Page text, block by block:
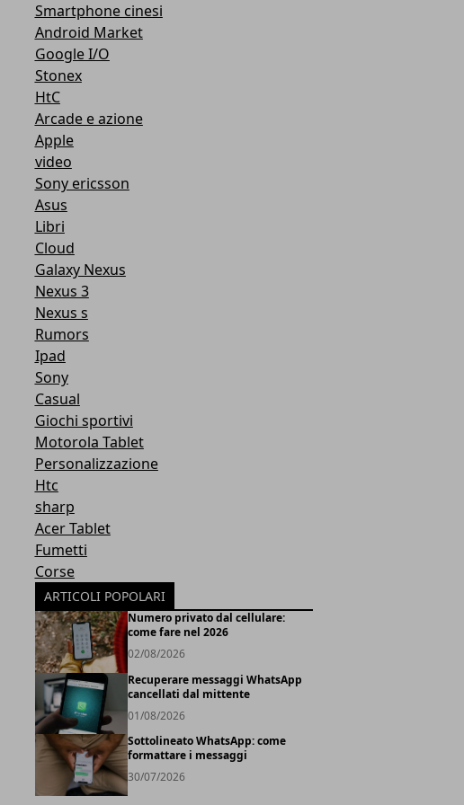
Smartphone cinesi
Android Market
Google I/O
Stonex
HtC
Arcade e azione
Apple
video
Sony ericsson
Asus
Libri
Cloud
Galaxy Nexus
Nexus 3
Nexus s
Rumors
Ipad
Sony
Casual
Giochi sportivi
Motorola Tablet
Personalizzazione
Htc
sharp
Acer Tablet
Fumetti
Corse
ARTICOLI POPOLARI
Numero privato dal cellulare:
come fare nel 2026
02/08/2026
Recuperare messaggi WhatsApp
cancellati dal mittente
01/08/2026
Sottolineato WhatsApp: come
formattare i messaggi
30/07/2026